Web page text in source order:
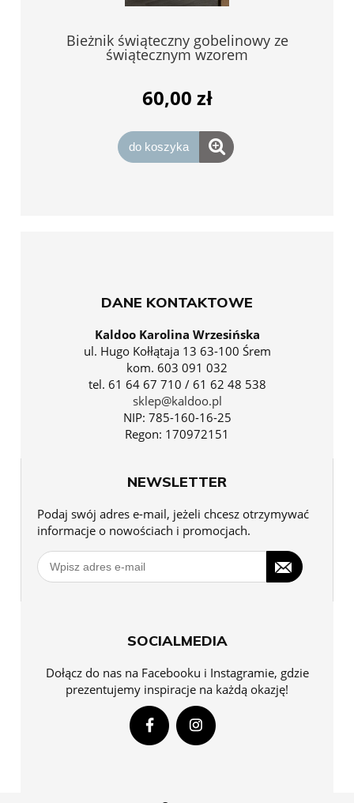
Bieżnik świąteczny gobelinowy ze
świątecznym wzorem
60,00 zł
do koszyka
DANE KONTAKTOWE
Kaldoo Karolina Wrzesińska
ul. Hugo Kołłątaja 13 63-100 Śrem
kom. 603 091 032
tel. 61 64 67 710 / 61 62 48 538
sklep@kaldoo.pl
NIP: 785-160-16-25
Regon: 170972151
NEWSLETTER
Podaj swój adres e-mail, jeżeli chcesz otrzymywać
informacje o nowościach i promocjach.
SOCIALMEDIA
Dołącz do nas na Facebooku i Instagramie, gdzie
prezentujemy inspiracje na każdą okazję!